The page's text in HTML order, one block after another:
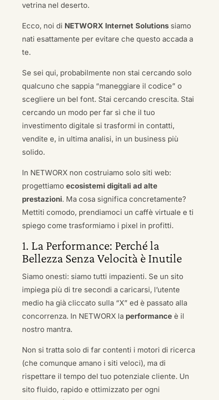
vetrina nel deserto.
Ecco, noi di NETWORX Internet Solutionssiamo
nati esattamente per evitare che questo accada a
te.
Se sei qui, probabilmente non stai cercando solo
qualcuno che sappia “maneggiare il codice” o
scegliere un bel font. Stai cercando crescita. Stai
cercando un modo per far sì che il tuo
investimento digitale si trasformi in contatti,
vendite e, in ultima analisi, in un business più
solido.
In NETWORX non costruiamo solo siti web:
progettiamo ecosistemi digitali ad alte
prestazioni. Ma cosa significa concretamente?
Mettiti comodo, prendiamoci un caffè virtuale e ti
spiego come trasformiamo i pixel in profitti.
1. La Performance: Perché la
Bellezza Senza Velocità è Inutile
Siamo onesti: siamo tutti impazienti. Se un sito
impiega più di tre secondi a caricarsi, l’utente
medio ha già cliccato sulla “X” ed è passato alla
concorrenza. In NETWORX la performanceè il
nostro mantra.
Non si tratta solo di far contenti i motori di ricerca
(che comunque amano i siti veloci), ma di
rispettare il tempo del tuo potenziale cliente. Un
sito fluido, rapido e ottimizzato per ogni